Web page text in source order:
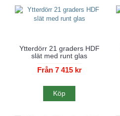
Ytterdörr 21 graders HDF
slät med runt glas
Från 7 415 kr
Köp